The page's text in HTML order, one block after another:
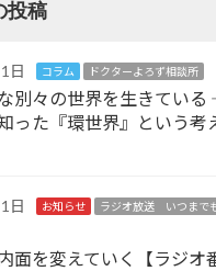
投稿
日 コラム ドクターよろず相談所
別々の世界を生きている
った『環世界』という考
日 お知らせ
ラジオ放送 いつまで
面を変えていく【ラジオ